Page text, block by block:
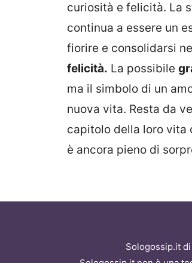
curiosità e felicità. La
continua a essere un
fiorire e consolidarsi
felicità. La possibile
ma il simbolo di un
nuova vita. Resta da
capitolo della loro vita
è ancora pieno di
Sologossip.it di